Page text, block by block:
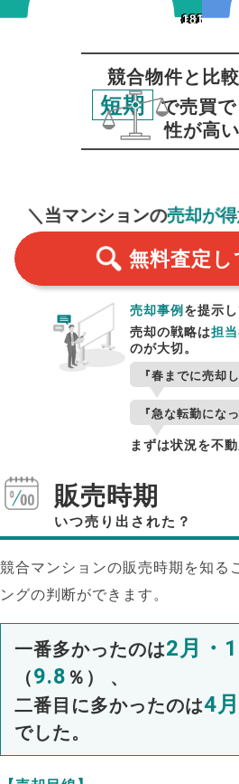
~150日
~150日
~180日
~180日
181日~
181日~
競合物件と比
短期
で売買
性が高い
＼当マンションの売却が
無料査定
売却事例を提示
売却の戦略は担
のが大切。
『春までに売却
『急な転勤になっ
まずは状況を不
販売時期
いつ売り出された？
競合マンションの販売時期を知る
ングの判断ができます。
一番多かったのは2月・
（9.8 ％） 、
二番目に多かったのは4月
でした。